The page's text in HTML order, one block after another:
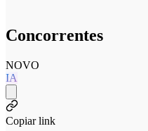
Concorrentes
NOVO
IA
Copiar link